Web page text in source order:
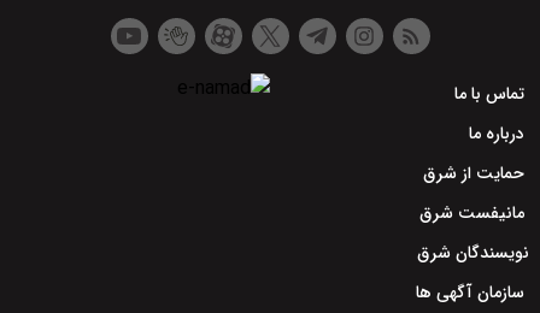
تماس با ما
درباره ما
حمایت از شرق
مانیفست شرق
نویسندگان شرق
سازمان آگهی ها